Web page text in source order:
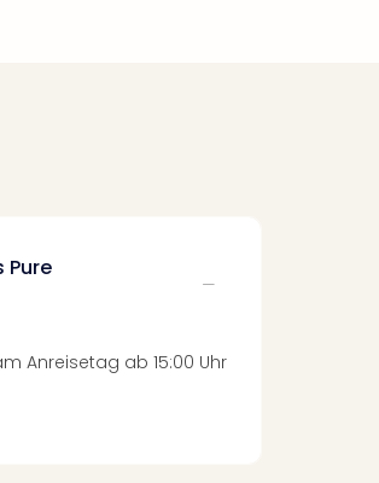
Pure
Anreisetag ab 15:00 Uhr